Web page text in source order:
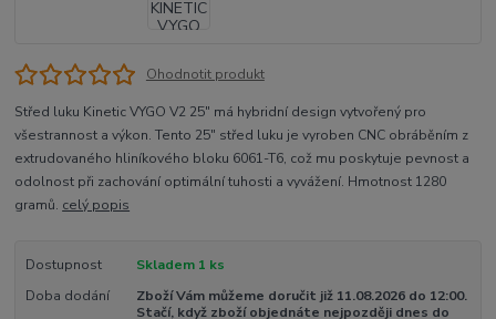
Ohodnotit produkt
Střed luku Kinetic VYGO V2 25" má hybridní design vytvořený pro
všestrannost a výkon. Tento 25" střed luku je vyroben CNC obráběním z
extrudovaného hliníkového bloku 6061-T6, což mu poskytuje pevnost a
odolnost při zachování optimální tuhosti a vyvážení. Hmotnost 1280
gramů. celý popis
Dostupnost
Skladem 1 ks
Doba dodání
Zboží Vám můžeme doručit již 11.08.2026 do 12:00.
Stačí, když zboží objednáte nejpozději dnes do